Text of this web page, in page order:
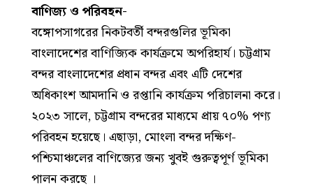
বাণিজ্য ও পরিবহন-
বঙ্গোপসাগরের নিকটবর্তী বন্দরগুলির ভূমিকা
বাংলাদেশের বাণিজ্যিক কার্যক্রমে অপরিহার্য। চট্টগ্রাম
বন্দর বাংলাদেশের প্রধান বন্দর এবং এটি দেশের
অধিকাংশ আমদানি ও রপ্তানি কার্যক্রম পরিচালনা করে।
২০২৩ সালে, চট্টগ্রাম বন্দরের মাধ্যমে প্রায় ৭০% পণ্য
পরিবহন হয়েছে। এছাড়া, মোংলা বন্দর দক্ষিণ-
পশ্চিমাঞ্চলের বাণিজ্যের জন্য খুবই গুরুত্বপূর্ণ ভূমিকা
পালন করছে ।